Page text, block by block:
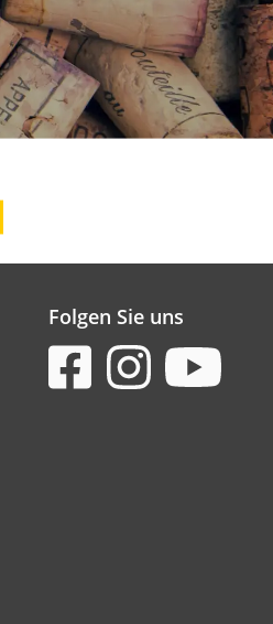
Folgen Sie uns